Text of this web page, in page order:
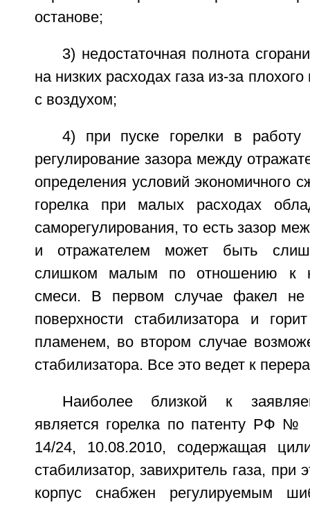
останове;
3) недостаточная полнота
на низких расходах газа из-за
с воздухом;
4) при пуске горелки в работу
регулирование зазора между
определения условий экономичного
горелка при малых расходах
саморегулирования, то есть зазор
и отражателем может быть
слишком малым по отношению к
смеси. В первом случае факел не
поверхности стабилизатора и
пламенем, во втором случае
стабилизатора. Все это ведет к
Наиболее близкой к
является горелка по патенту РФ
14/24, 10.08.2010, содержащая
стабилизатор, завихритель газа, при
корпус снабжен регулируемым